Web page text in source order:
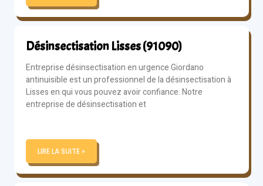
Désinsectisation Lisses (91090)
Entreprise désinsectisation en urgence Giordano
antinuisible est un professionnel de la désinsectisation à
Lisses en qui vous pouvez avoir confiance. Notre
entreprise de désinsectisation et
LIRE LA SUITE »